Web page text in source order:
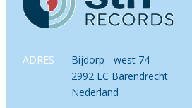
ADRES
Bijdorp - west 74
2992 LC Barendrecht
Nederland